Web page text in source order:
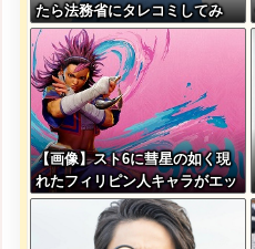
たら法務省にタレコミしてみ
ろ！意外と仕事するぞ？
【画像】スト6に彗星の如く現
れたフィリピン人キャラがエッ
チ過ぎて始まる！